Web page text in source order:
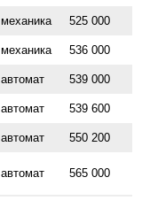
механика 525 000
механика 536 000
автомат 539 000
автомат 539 600
автомат 550 200
автомат 565 000